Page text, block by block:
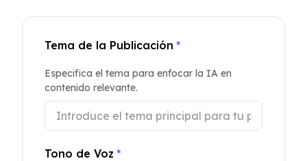
Tema de la Publicación *
Especifica el tema para enfocar la IA en
contenido relevante.
Tono de Voz *